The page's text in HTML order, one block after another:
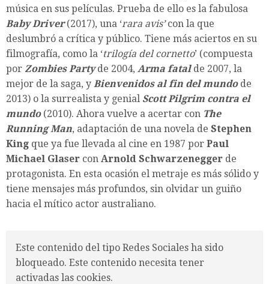
música en sus películas. Prueba de ello es la fabulosa
Baby Driver(2017), una ‘rara avis’con la que
deslumbró a crítica y público. Tiene más aciertos en su
filmografía, como la ‘trilogía del cornetto’ (compuesta
por Zombies Partyde 2004, Arma fatalde 2007, la
mejor de la saga, y Bienvenidos al fin del mundode
2013) o la surrealista y genial Scott Pilgrim contra el
mundo(2010). Ahora vuelve a acertar con The
Running Man, adaptación de una novela de Stephen
King que ya fue llevada al cine en 1987 por Paul
Michael Glaser con Arnold Schwarzenegger de
protagonista. En esta ocasión el metraje es más sólido y
tiene mensajes más profundos, sin olvidar un guiño
hacia el mítico actor australiano.
Este contenido del tipo Redes Sociales ha sido
bloqueado. Este contenido necesita tener
activadas las cookies.